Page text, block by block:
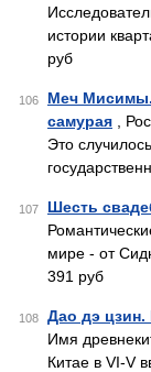
истории
руб
106
Меч Мисимы.
самурая ,
Это
107 Шесть
мире - от
391 руб
108 Дао дэ цзин.
Имя
Китае в VI-V